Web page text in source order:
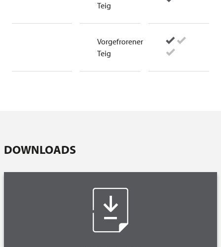
Teig
Vorgefrorener
Teig
DOWNLOADS